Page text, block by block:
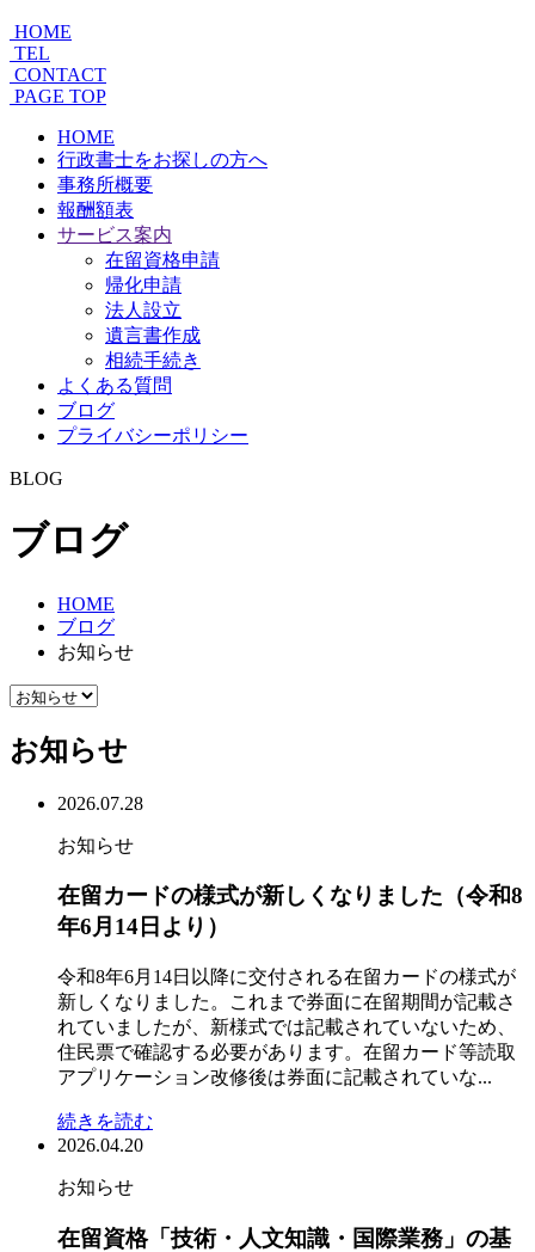
HOME
TEL
CONTACT
PAGE TOP
HOME
行政書士をお探しの方へ
事務所概要
報酬額表
サービス案内
在留資格申請
帰化申請
法人設立
遺言書作成
相続手続き
よくある質問
ブログ
プライバシーポリシー
BLOG
ブログ
HOME
ブログ
お知らせ
お知らせ
2026.07.28
お知らせ
在留カードの様式が新しくなりました（令和8
年6月14日より）
令和8年6月14日以降に交付される在留カードの様式が
新しくなりました。これまで券面に在留期間が記載さ
れていましたが、新様式では記載されていないため、
住民票で確認する必要があります。在留カード等読取
アプリケーション改修後は券面に記載されていな...
続きを読む
2026.04.20
お知らせ
在留資格「技術・人文知識・国際業務」の基